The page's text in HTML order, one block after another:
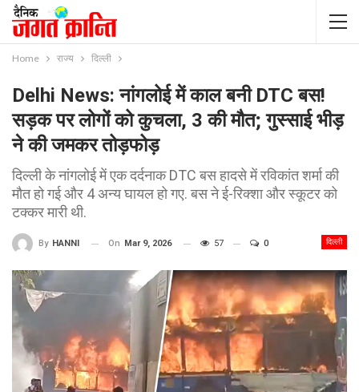
Home राज्य दिल्ली
Delhi News: नांगलोई में काल बनी DTC बस!
सड़क पर लोगों को कुचला, 3 की मौत; गुस्साई भीड़
ने की जमकर तोड़फोड़
दिल्ली के नांगलोई में एक दर्दनाक DTC बस हादसे में रविकांत शर्मा की
मौत हो गई और 4 अन्य घायल हो गए. बस ने ई-रिक्शा और स्कूटर को
टक्कर मारी थी.
दिल्ली
By HANNI On Mar 9, 2026 57 0